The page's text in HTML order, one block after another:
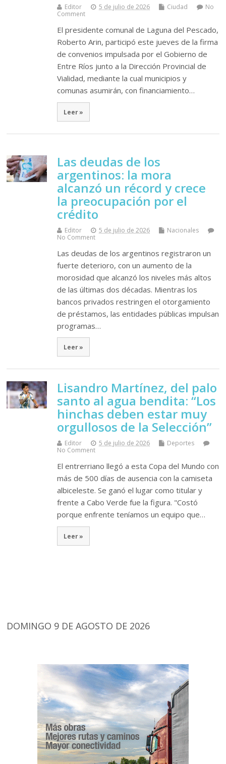
Editor 5 de julio de 2026 Ciudad
No
Comment
El presidente comunal de Laguna del Pescado,
Roberto Arin, participó este jueves de la firma
de convenios impulsada por el Gobierno de
Entre Ríos junto a la Dirección Provincial de
Vialidad, mediante la cual municipios y
comunas asumirán, con financiamiento…
Leer »
Las deudas de los
argentinos: la mora
alcanzó un récord y crece
la preocupación por el
crédito
Editor 5 de julio de 2026
Nacionales
No Comment
Las deudas de los argentinos registraron un
fuerte deterioro, con un aumento de la
morosidad que alcanzó los niveles más altos
de las últimas dos décadas. Mientras los
bancos privados restringen el otorgamiento
de préstamos, las entidades públicas impulsan
programas…
Leer »
Lisandro Martínez, del palo
santo al agua bendita: “Los
hinchas deben estar muy
orgullosos de la Selección”
Editor 5 de julio de 2026
Deportes
No Comment
El entrerriano llegó a esta Copa del Mundo con
más de 500 días de ausencia con la camiseta
albiceleste. Se ganó el lugar como titular y
frente a Cabo Verde fue la figura. "Costó
porque enfrente teníamos un equipo que…
Leer »
DOMINGO 9 DE AGOSTO DE 2026